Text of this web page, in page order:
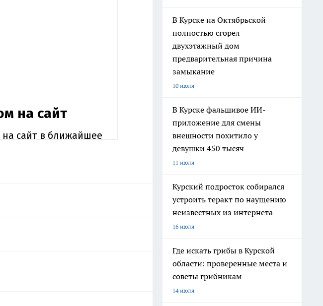
В Курске на Октябрьской
полностью сгорел
двухэтажный дом
предварительная причина
замыкание
10 июля
В Курске фальшивое ИИ-
приложение для смены
внешности похитило у
девушки 450 тысяч
11 июля
Курский подросток собирался
устроить теракт по наущению
неизвестных из интернета
16 июля
Где искать грибы в Курской
области: проверенные места и
советы грибникам
14 июля